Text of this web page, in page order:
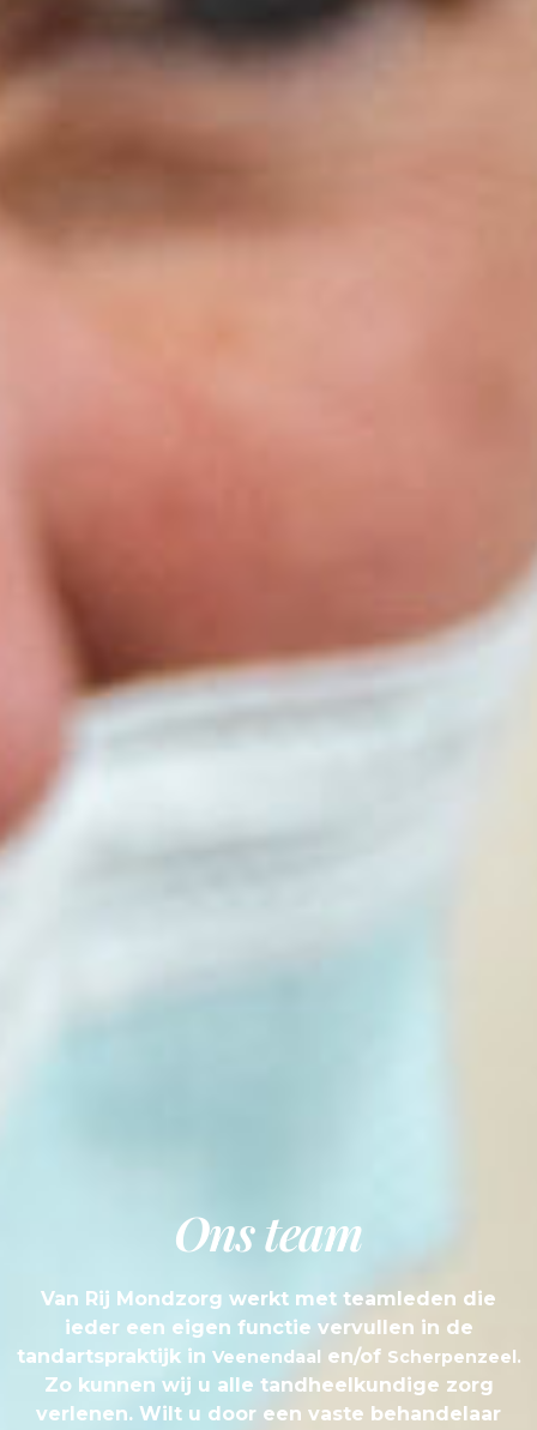
Ons team
Van Rij Mondzorg werkt met teamleden die
ieder een eigen functie vervullen in de
tandartspraktijk in Veenendaal en/of Scherpenzeel.
Zo kunnen wij u alle tandheelkundige zorg
verlenen. Wilt u door een vaste behandelaar